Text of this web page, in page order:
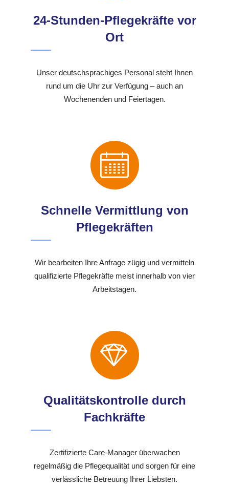
24-Stunden-Pflegekräfte vor
Ort
Unser deutschsprachiges Personal steht Ihnen
rund um die Uhr zur Verfügung – auch an
Wochenenden und Feiertagen.
Schnelle Vermittlung von
Pflegekräften
Wir bearbeiten Ihre Anfrage zügig und vermitteln
qualifizierte Pflegekräfte meist innerhalb von vier
Arbeitstagen.
Qualitätskontrolle durch
Fachkräfte
Zertifizierte Care-Manager überwachen
regelmäßig die Pflegequalität und sorgen für eine
verlässliche Betreuung Ihrer Liebsten.